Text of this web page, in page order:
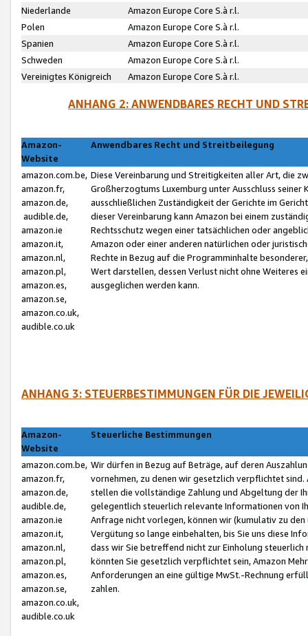
Niederlande
Amazon Europe Core S.à r.l.
Polen
Amazon Europe Core S.à r.l.
Spanien
Amazon Europe Core S.à r.l.
Schweden
Amazon Europe Core S.à r.l.
Vereinigtes Königreich
Amazon Europe Core S.à r.l.
ANHANG 2: ANWENDBARES RECHT UND
Amazon-
Website
Anwendbares Recht und Streitbeilegung
amazon.com.be,
amazon.fr,
amazon.de,
audible.de,
amazon.ie
amazon.it,
amazon.nl,
amazon.pl,
amazon.es,
amazon.se,
amazon.co.uk,
audible.co.uk
Diese Vereinbarung und Streitigkeiten aller Art, die
Großherzogtums Luxemburg unter Ausschluss
ausschließlichen Zuständigkeit der Gerichte im
dieser Vereinbarung kann Amazon bei einem
Rechtsschutz wegen einer tatsächlichen oder
Amazon oder einer anderen natürlichen oder
Rechte in Bezug auf die Programminhalte
Wert darstellen, dessen Verlust nicht ohne Weiteres
ausgeglichen werden kann.
ANHANG 3: STEUERBESTIMMUNGEN FÜR DIE
Amazon-
Website
Steuerliche Bestimmungen
amazon.com.be,
amazon.fr,
amazon.de,
audible.de,
amazon.ie
amazon.it,
amazon.nl,
amazon.pl,
amazon.es,
amazon.se,
amazon.co.uk,
audible.co.uk
Wir dürfen in Bezug auf Beträge, auf deren
vornehmen, zu denen wir gesetzlich verpflichtet
stellen die vollständige Zahlung und Abgeltung der
gelegentlich steuerlich relevante Informationen von
Anfrage nicht vorlegen, können wir (kumulativ zu
Vergütung so lange einbehalten, bis Sie uns diese
dass wir Sie betreffend nicht zur Einholung
könnten Sie gesetzlich verpflichtet sein, Amazon
Anforderungen an eine gültige MwSt.-Rechnung
zahlen.